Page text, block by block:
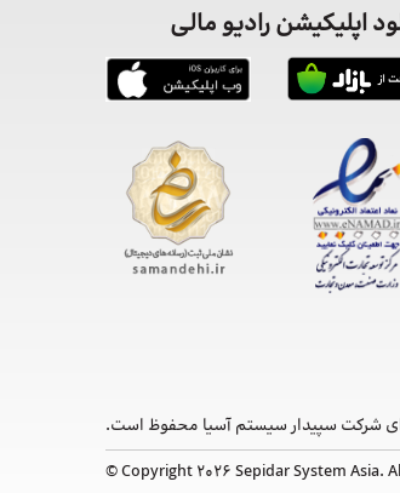
اپلیکیشن رادیو مالی
شرکت سپیدار سیستم آسیا محفوظ است.
© Copyright 2026 Sepidar System Asia.